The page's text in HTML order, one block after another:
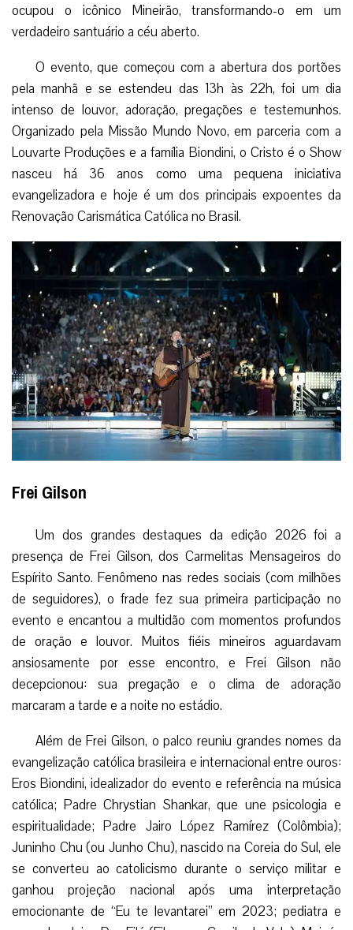
ocupou o icônico Mineirão, transformando-o em um
verdadeiro santuário a céu aberto.
O evento, que começou com a abertura dos portões
pela manhã e se estendeu das 13h às 22h, foi um dia
intenso de louvor, adoração, pregações e testemunhos.
Organizado pela Missão Mundo Novo, em parceria com a
Louvarte Produções e a família Biondini, o Cristo é o Show
nasceu há 36 anos como uma pequena iniciativa
evangelizadora e hoje é um dos principais expoentes da
Renovação Carismática Católica no Brasil.
Frei Gilson
Um dos grandes destaques da edição 2026 foi a
presença de Frei Gilson, dos Carmelitas Mensageiros do
Espírito Santo. Fenômeno nas redes sociais (com milhões
de seguidores), o frade fez sua primeira participação no
evento e encantou a multidão com momentos profundos
de oração e louvor. Muitos fiéis mineiros aguardavam
ansiosamente por esse encontro, e Frei Gilson não
decepcionou: sua pregação e o clima de adoração
marcaram a tarde e a noite no estádio.
Além de Frei Gilson, o palco reuniu grandes nomes da
evangelização católica brasileira e internacional entre ouros:
Eros Biondini, idealizador do evento e referência na música
católica; Padre Chrystian Shankar, que une psicologia e
espiritualidade; Padre Jairo López Ramírez (Colômbia);
Juninho Chu (ou Junho Chu), nascido na Coreia do Sul, ele
se converteu ao catolicismo durante o serviço militar e
ganhou projeção nacional após uma interpretação
emocionante de “Eu te levantarei” em 2023; pediatra e